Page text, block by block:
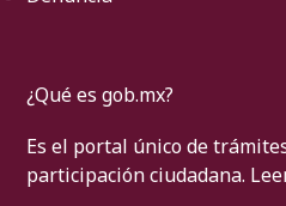
¿Qué es gob.mx?
Es el portal único de
participación ciudadana.